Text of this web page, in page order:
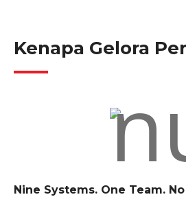
Kenapa Gelora
Nine Systems. One Team.